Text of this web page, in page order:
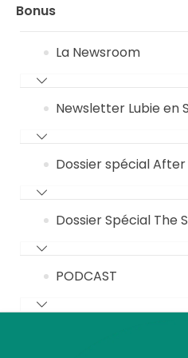
Bonus
La Newsroom
Newsletter Lubie en
Dossier spécial
Dossier Spécial The
PODCAST